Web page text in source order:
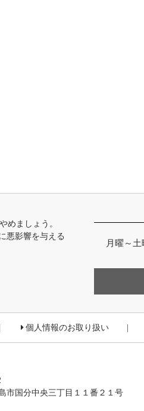
めましょう。
悪影響を与える
月曜～
個人情報のお取り扱い
市国分中央三丁目１１番２１号